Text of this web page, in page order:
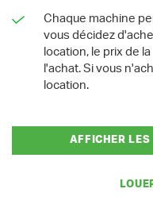
Chaque machine
vous décidez
location, le prix de
l'achat. Si vous
location.
AFFICHER LES